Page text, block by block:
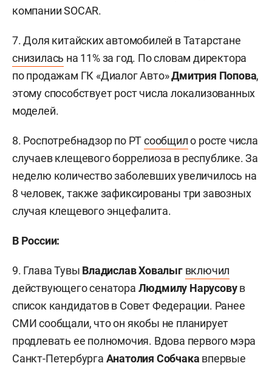
компании SOCAR.
7. Доля китайских автомобилей в Татарстане
снизилась на 11% за год. По словам директора
по продажам ГК «Диалог Авто»Дмитрия Попова,
этому способствует рост числа локализованных
моделей.
8. Роспотребнадзор по РТсообщило росте числа
случаев клещевого боррелиоза в республике. За
неделю количество заболевших увеличилось на
8 человек, также зафиксированы три завозных
случая клещевого энцефалита.
В России:
9. Глава Тувы Владислав Ховалыг включил
действующего сенатора Людмилу Нарусовув
список кандидатов в Совет Федерации. Ранее
СМИ сообщали, что он якобы не планирует
продлевать ее полномочия. Вдова первого мэра
Санкт-Петербурга Анатолия Собчака впервые